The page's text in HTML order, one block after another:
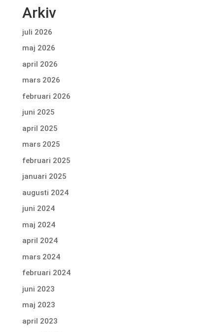
Arkiv
juli 2026
maj 2026
april 2026
mars 2026
februari 2026
juni 2025
april 2025
mars 2025
februari 2025
januari 2025
augusti 2024
juni 2024
maj 2024
april 2024
mars 2024
februari 2024
juni 2023
maj 2023
april 2023